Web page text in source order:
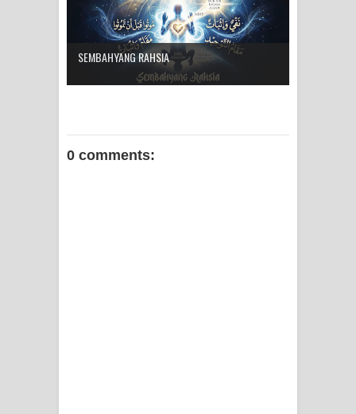
SEMBAHYANG RAHSIA
0 comments: